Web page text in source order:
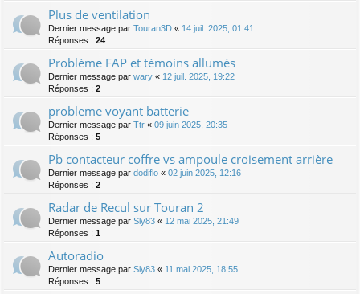
Plus de ventilation
Dernier message par Touran3D « 14 juil. 2025, 01:41
Réponses : 24
Problème FAP et témoins allumés
Dernier message par wary « 12 juil. 2025, 19:22
Réponses : 2
probleme voyant batterie
Dernier message par Ttr « 09 juin 2025, 20:35
Réponses : 5
Pb contacteur coffre vs ampoule croisement arrière
Dernier message par dodiflo « 02 juin 2025, 12:16
Réponses : 2
Radar de Recul sur Touran 2
Dernier message par Sly83 « 12 mai 2025, 21:49
Réponses : 1
Autoradio
Dernier message par Sly83 « 11 mai 2025, 18:55
Réponses : 5